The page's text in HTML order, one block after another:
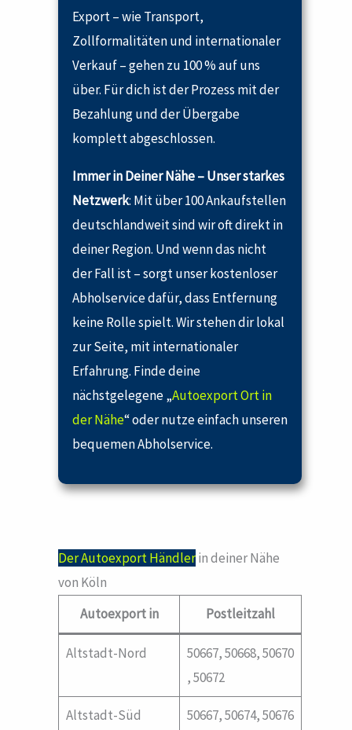
Export – wie Transport,
Zollformalitäten und internationaler
Verkauf – gehen zu 100 % auf uns
über. Für dich ist der Prozess mit der
Bezahlung und der Übergabe
komplett abgeschlossen.
Immer in Deiner Nähe – Unser starkes
Netzwerk: Mit über 100 Ankaufstellen
deutschlandweit sind wir oft direkt in
deiner Region. Und wenn das nicht
der Fall ist – sorgt unser kostenloser
Abholservice dafür, dass Entfernung
keine Rolle spielt. Wir stehen dir lokal
zur Seite, mit internationaler
Erfahrung. Finde deine
nächstgelegene „Autoexport Ort in
der Nähe“ oder nutze einfach unseren
bequemen Abholservice.
Der Autoexport Händlerin deiner Nähe
von Köln
Autoexport in
Postleitzahl
Altstadt-Nord
50667, 50668, 50670
, 50672
Altstadt-Süd
50667, 50674, 50676